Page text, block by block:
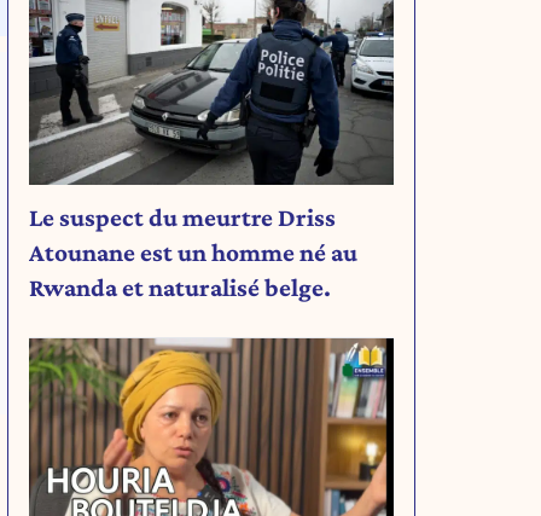
Le suspect du meurtre Driss
Atounane est un homme né au
Rwanda et naturalisé belge.